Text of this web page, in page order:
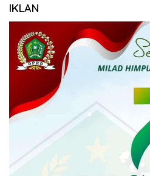
IKLAN